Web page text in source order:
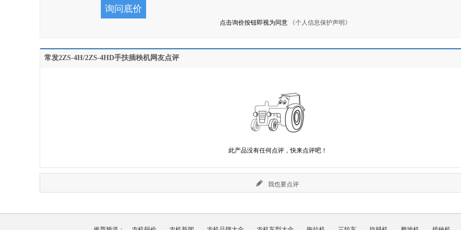
点击询价按钮即视为同意 《个人信息保护声明》
常发2ZS-4H/2ZS-4HD手扶插秧机网友点评
此产品没有任何点评，快来点评吧！
我也要点评